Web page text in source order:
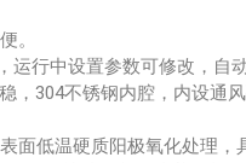
。
行中设置参数可修改，自
，304不锈钢内腔，内设通
面低温硬质阳极氧化处理，